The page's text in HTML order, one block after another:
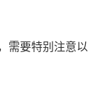
需要特别注意以